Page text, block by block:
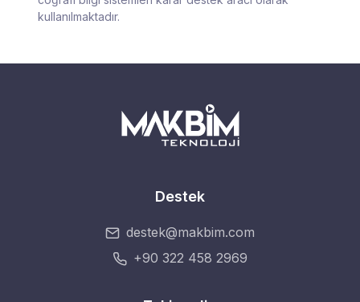
kullanılmaktadır.
Destek
destek@makbim.com
+90 322 458 2969